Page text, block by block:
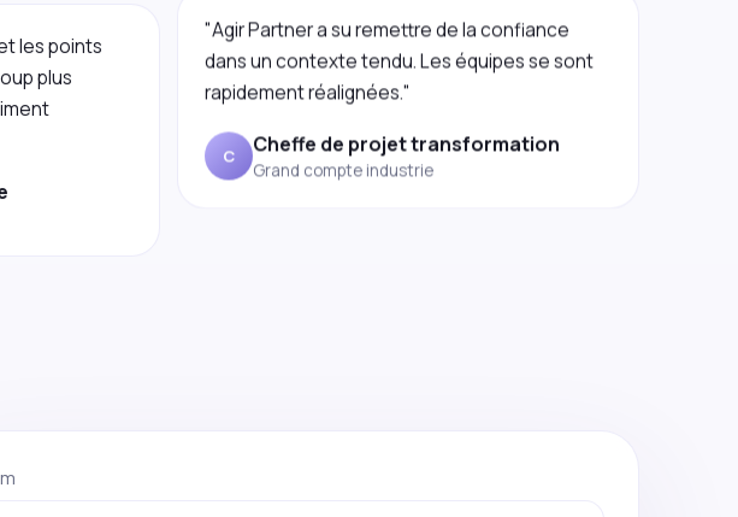
plus
dans un contexte tendu. Les équipes se sont
rapidement réalignées."
C
Grand compte industrie